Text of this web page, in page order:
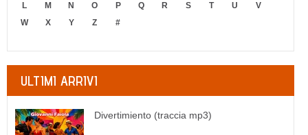
L
M N O P Q R S T U
V
W
X Y Z #
ULTIMI ARRIVI
Divertimiento (traccia mp3)